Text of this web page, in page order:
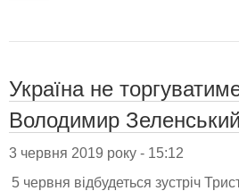
Україна не
Володимир Зеленський
3 червня 2019 року - 15:12
5 червня відбудеться зустріч